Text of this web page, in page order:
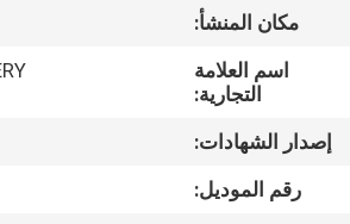
عرض
الواقع
الافتراضي
معلومات
مكان المنشأ:
اسم العلامة
التجارية:
إصدار الشهادات:
رقم الموديل: